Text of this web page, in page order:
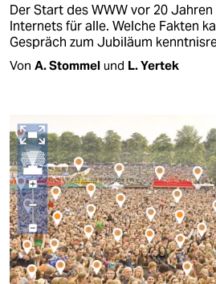
Der Start des WWW vor 20
Internets für alle. Welche Fakten
Gespräch zum Jubiläum
Von A. Stommel und L. Yertek